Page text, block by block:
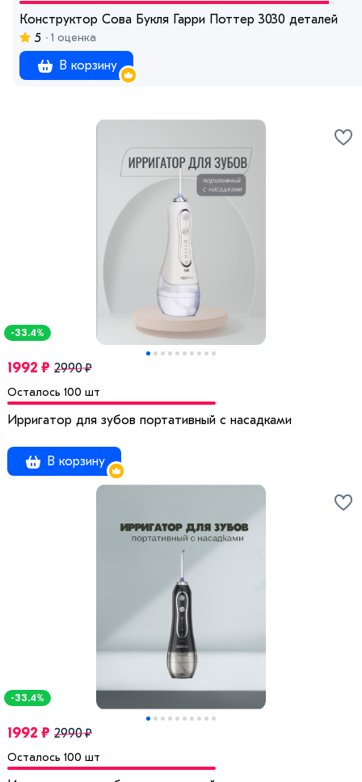
Конструктор Сова Букля Гарри Поттер 3030 деталей
5
1 оценка
В корзину
-33.4%
1992 ₽ 2990 ₽
Осталось 100 шт
Ирригатор для зубов портативный с насадками
В корзину
-33.4%
1992 ₽ 2990 ₽
Осталось 100 шт